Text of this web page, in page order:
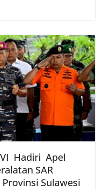
Hadiri Apel
SAR
Sulawesi